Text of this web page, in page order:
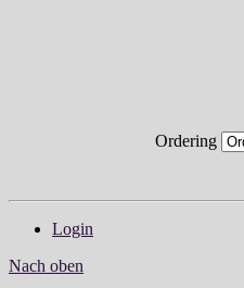
Ordering
Login
Nach oben